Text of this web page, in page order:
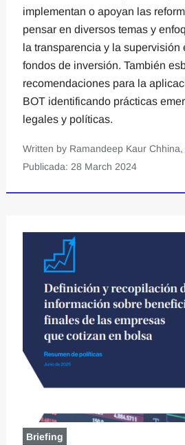
implementan o apoyan las
pensar en diversos temas y
la transparencia y la supervisión
fondos de inversión. También
recomendaciones para la
BOT identificando prácticas
legales y políticas.
Written by Ramandeep Kaur Chhina,
Publicada: 28 March 2024
Briefing